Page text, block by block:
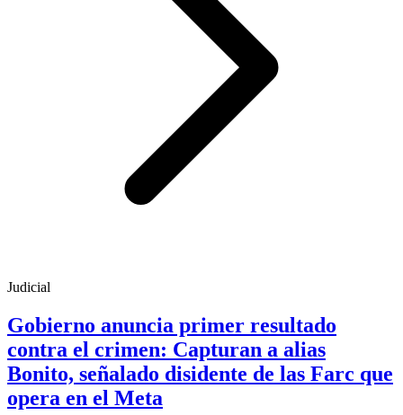
Judicial
Gobierno anuncia primer resultado
contra el crimen: Capturan a alias
Bonito, señalado disidente de las Farc que
opera en el Meta